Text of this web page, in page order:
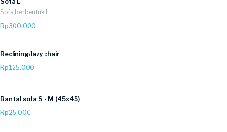
Sofa L
Sofa berbentuk L
Rp300.000
Reclining/lazy chair
Rp125.000
Bantal sofa S - M (45x45)
Rp25.000